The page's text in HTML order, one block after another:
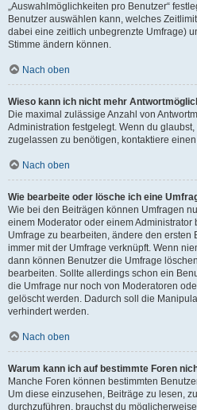
„Auswahlmöglichkeiten pro Benutzer“
Benutzer auswählen kann, welches
dabei eine zeitlich unbegrenzte Umfrage)
Stimme ändern können.
Nach oben
Wieso kann ich nicht mehr
Die maximal zulässige Anzahl von
Administration festgelegt. Wenn du
zugelassen zu benötigen, kontaktiere
Nach oben
Wie bearbeite oder lösche ich eine
Wie bei den Beiträgen können Umfragen
einem Moderator oder einem Administrator
Umfrage zu bearbeiten, ändere den ersten
immer mit der Umfrage verknüpft. Wenn
dann können Benutzer die Umfrage
bearbeiten. Sollte allerdings schon ein
die Umfrage nur noch von Moderatoren
gelöscht werden. Dadurch soll die
verhindert werden.
Nach oben
Warum kann ich auf bestimmte Foren
Manche Foren können bestimmten
Um diese einzusehen, Beiträge zu lesen,
durchzuführen, brauchst du